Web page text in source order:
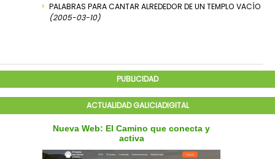
PALABRAS PARA CANTAR ALREDEDOR DE UN TEMPLO VACÍO
(2005-03-10)
PUBLICIDAD
ACTUALIDAD GALICIADIGITAL